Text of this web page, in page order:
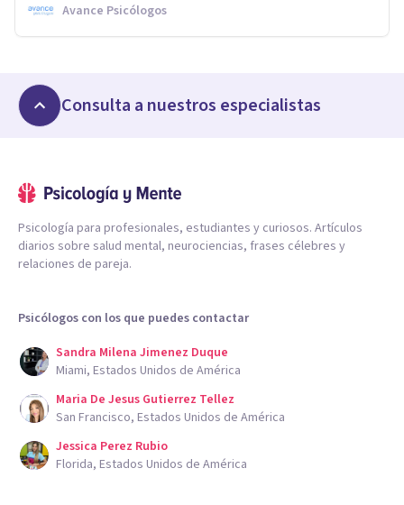
Avance Psicólogos
Consulta a nuestros especialistas
Psicología para profesionales, estudiantes y curiosos. Artículos
diarios sobre salud mental, neurociencias, frases célebres y
relaciones de pareja.
Psicólogos con los que puedes contactar
Sandra Milena Jimenez Duque
Miami, Estados Unidos de América
Maria De Jesus Gutierrez Tellez
San Francisco, Estados Unidos de América
Jessica Perez Rubio
Florida, Estados Unidos de América